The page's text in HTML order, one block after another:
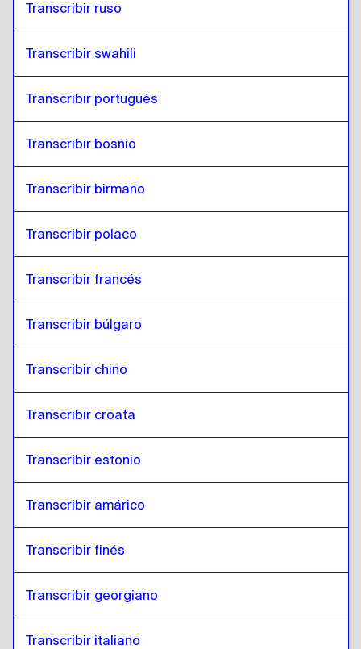
Transcribir ruso
Transcribir swahili
Transcribir portugués
Transcribir bosnio
Transcribir birmano
Transcribir polaco
Transcribir francés
Transcribir búlgaro
Transcribir chino
Transcribir croata
Transcribir estonio
Transcribir amárico
Transcribir finés
Transcribir georgiano
Transcribir italiano